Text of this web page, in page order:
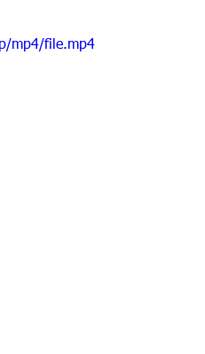
mp4/file.mp4